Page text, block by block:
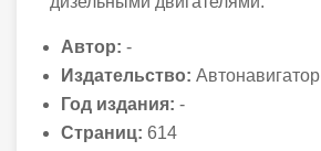
Автор: -
Издательство: Автонавигатор
Год издания: -
Страниц: 614